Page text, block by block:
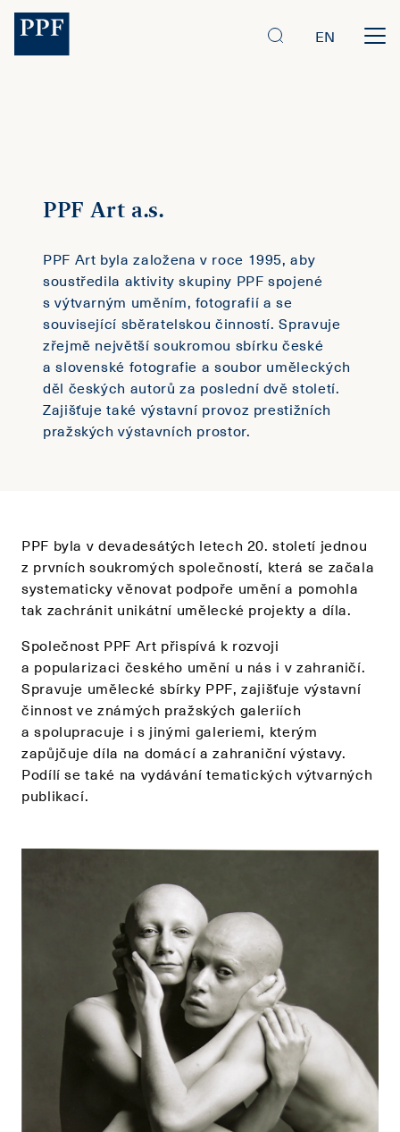
EN
PPF Art a.s.
PPF Art byla založena v roce 1995, aby
soustředila aktivity skupiny PPF spojené
s výtvarným uměním, fotografií a se
související sběratelskou činností. Spravuje
zřejmě největší soukromou sbírku české
a slovenské fotografie a soubor uměleckých
děl českých autorů za poslední dvě století.
Zajišťuje také výstavní provoz prestižních
pražských výstavních prostor.
PPF byla v devadesátých letech 20. století jednou
z prvních soukromých společností, která se začala
systematicky věnovat podpoře umění a pomohla
tak zachránit unikátní umělecké projekty a díla.
Společnost PPF Art přispívá k rozvoji
a popularizaci českého umění u nás i v zahraničí.
Spravuje umělecké sbírky PPF, zajišťuje výstavní
činnost ve známých pražských galeriích
a spolupracuje i s jinými galeriemi, kterým
zapůjčuje díla na domácí a zahraniční výstavy.
Podílí se také na vydávání tematických výtvarných
publikací.